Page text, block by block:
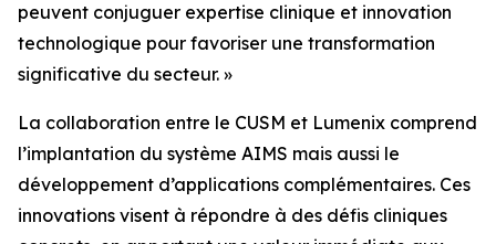
peuvent conjuguer expertise clinique et innovation
technologique pour favoriser une transformation
significative du secteur. »
La collaboration entre le CUSM et Lumenix comprend
l’implantation du système AIMS mais aussi le
développement d’applications complémentaires. Ces
innovations visent à répondre à des défis cliniques